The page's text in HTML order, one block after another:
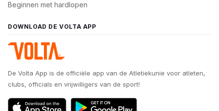
Beginnen met hardlopen
DOWNLOAD DE VOLTA APP
De Volta App is de officiële app van de Atletiekunie voor atleten,
clubs, officials en vrijwilligers van de sport!